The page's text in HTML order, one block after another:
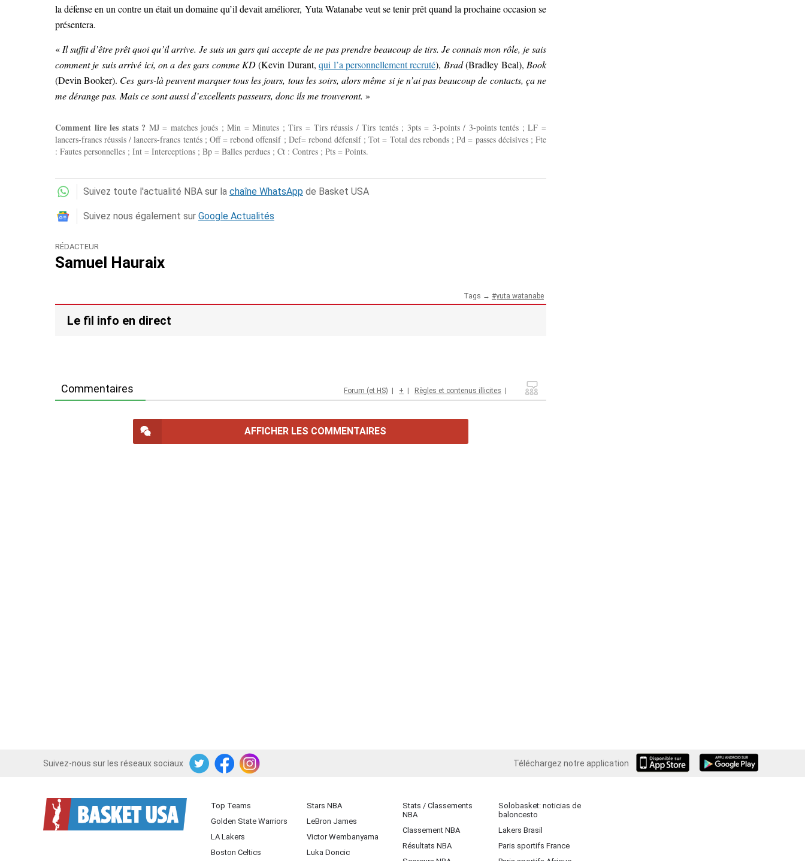
la défense en un contre un était un domaine qu’il devait améliorer, Yuta Watanabe veut se tenir prêt quand la prochaine occasion se
présentera.
« Il suffit d’être prêt quoi qu’il arrive. Je suis un gars qui accepte de ne pas prendre beaucoup de tirs. Je connais mon rôle, je sais
comment je suis arrivé ici, on a des gars comme KD(Kevin Durant,qui l’a personnellement recruté), Brad(Bradley Beal), Book
(Devin Booker). Ces gars-là peuvent marquer tous les jours, tous les soirs, alors même si je n’ai pas beaucoup de contacts, ça ne
me dérange pas. Mais ce sont aussi d’excellents passeurs, donc ils me trouveront. »
Comment lire les stats ? MJ = matches joués ; Min = Minutes ; Tirs = Tirs réussis / Tirs tentés ; 3pts = 3-points / 3-points tentés ; LF =
lancers-francs réussis / lancers-francs tentés ; Off = rebond offensif ; Def= rebond défensif ; Tot = Total des rebonds ; Pd = passes décisives ; Fte
: Fautes personnelles ; Int = Interceptions ; Bp = Balles perdues ; Ct : Contres ; Pts = Points.
Suivez toute l'actualité NBA sur la chaîne WhatsApp de Basket USA
Suivez nous également sur Google Actualités
RÉDACTEUR
Samuel Hauraix
Tags → yuta watanabe
Le fil info en direct
Commentaires Forum (et HS) | + | Règles et contenus illicites |
AFFICHER LES COMMENTAIRES
Suivez-nous sur les réseaux sociaux
TwitterFacebookInstagram Téléchargez notre application
iOS Android
Top Teams
Golden State Warriors
LA Lakers
Boston Celtics
Stars NBA
LeBron James
Victor Wembanyama
Luka Doncic
Stats / Classements
NBA
Classement NBA
Résultats NBA
Solobasket: noticias de
baloncesto
Lakers Brasil
Paris sportifs France